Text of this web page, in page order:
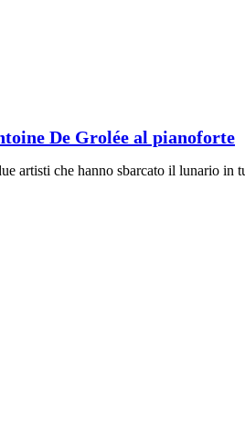
De Grolée al pianoforte
artisti che hanno sbarcato il lunario